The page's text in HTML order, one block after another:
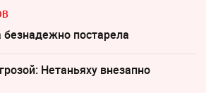
постарела
Нетаньяху внезапно